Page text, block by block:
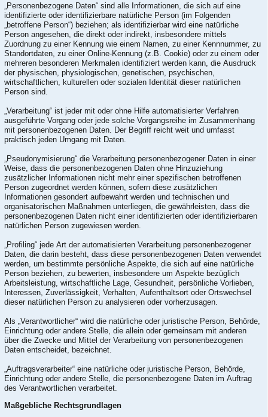
„Personenbezogene Daten“ sind alle Informationen, die sich auf eine
identifizierte oder identifizierbare natürliche Person (im Folgenden
„betroffene Person“) beziehen; als identifizierbar wird eine natürliche
Person angesehen, die direkt oder indirekt, insbesondere mittels
Zuordnung zu einer Kennung wie einem Namen, zu einer Kennnummer, zu
Standortdaten, zu einer Online-Kennung (z.B. Cookie) oder zu einem oder
mehreren besonderen Merkmalen identifiziert werden kann, die Ausdruck
der physischen, physiologischen, genetischen, psychischen,
wirtschaftlichen, kulturellen oder sozialen Identität dieser natürlichen
Person sind.
„Verarbeitung“ ist jeder mit oder ohne Hilfe automatisierter Verfahren
ausgeführte Vorgang oder jede solche Vorgangsreihe im Zusammenhang
mit personenbezogenen Daten. Der Begriff reicht weit und umfasst
praktisch jeden Umgang mit Daten.
„Pseudonymisierung“ die Verarbeitung personenbezogener Daten in einer
Weise, dass die personenbezogenen Daten ohne Hinzuziehung
zusätzlicher Informationen nicht mehr einer spezifischen betroffenen
Person zugeordnet werden können, sofern diese zusätzlichen
Informationen gesondert aufbewahrt werden und technischen und
organisatorischen Maßnahmen unterliegen, die gewährleisten, dass die
personenbezogenen Daten nicht einer identifizierten oder identifizierbaren
natürlichen Person zugewiesen werden.
„Profiling“ jede Art der automatisierten Verarbeitung personenbezogener
Daten, die darin besteht, dass diese personenbezogenen Daten verwendet
werden, um bestimmte persönliche Aspekte, die sich auf eine natürliche
Person beziehen, zu bewerten, insbesondere um Aspekte bezüglich
Arbeitsleistung, wirtschaftliche Lage, Gesundheit, persönliche Vorlieben,
Interessen, Zuverlässigkeit, Verhalten, Aufenthaltsort oder Ortswechsel
dieser natürlichen Person zu analysieren oder vorherzusagen.
Als „Verantwortlicher“ wird die natürliche oder juristische Person, Behörde,
Einrichtung oder andere Stelle, die allein oder gemeinsam mit anderen
über die Zwecke und Mittel der Verarbeitung von personenbezogenen
Daten entscheidet, bezeichnet.
„Auftragsverarbeiter“ eine natürliche oder juristische Person, Behörde,
Einrichtung oder andere Stelle, die personenbezogene Daten im Auftrag
des Verantwortlichen verarbeitet.
Maßgebliche Rechtsgrundlagen